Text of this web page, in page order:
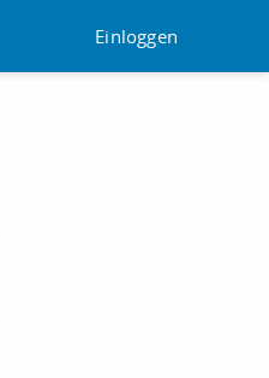
Einloggen